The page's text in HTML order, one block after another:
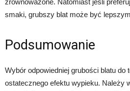
zrównoważone. Natomiast jeśli
smaki, grubszy blat może być
Podsumowanie
Wybór odpowiedniej grubości blatu do
ostatecznego efektu wypieku. Należy